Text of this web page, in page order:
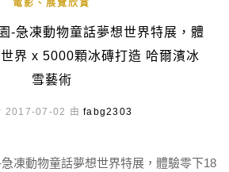
電影、展覽欣賞
-急凍動物童話夢想世界特展，體
界 x 5000顆冰磚打造 哈爾濱冰
雪藝術
2017-07-02 由fabg2303